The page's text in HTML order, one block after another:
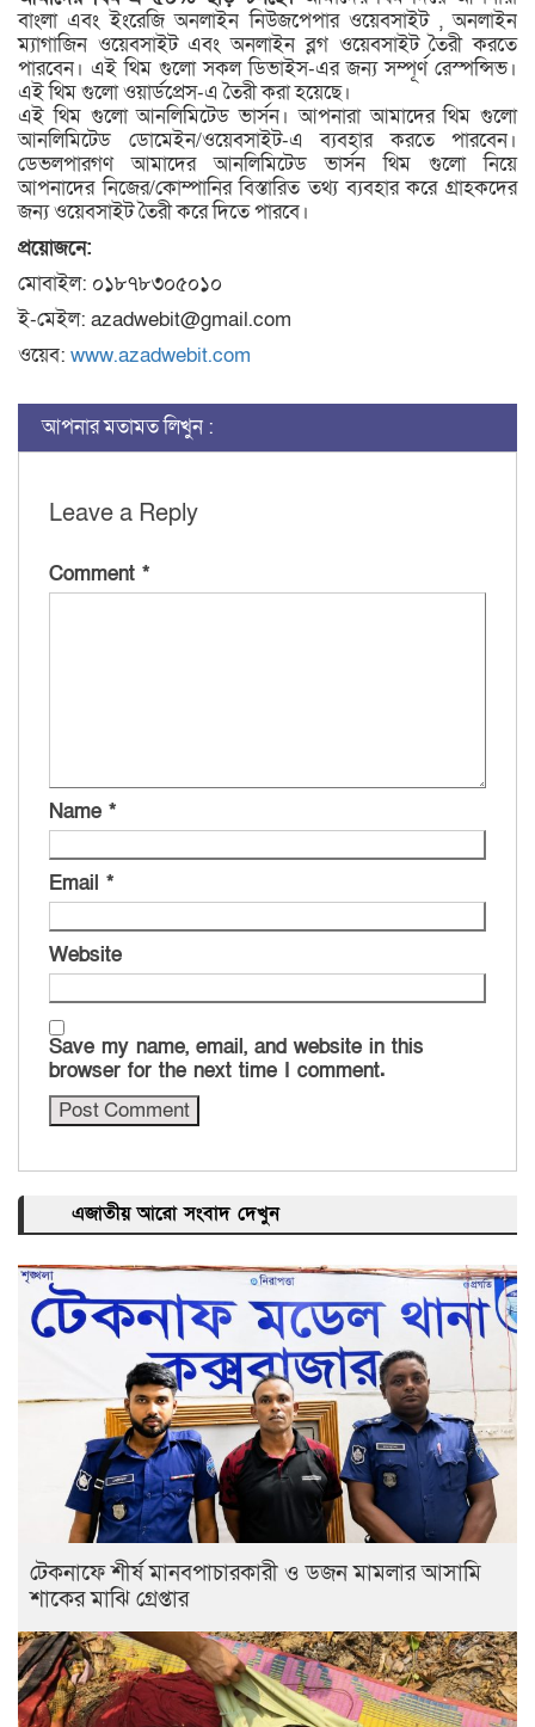
বাংলা এবং ইংরেজি অনলাইন নিউজপেপার ওয়েবসাইট , অনলাইন
ম্যাগাজিন ওয়েবসাইট এবং অনলাইন ব্লগ ওয়েবসাইট তৈরী করতে
পারবেন। এই থিম গুলো সকল ডিভাইস-এর জন্য সম্পূর্ণ রেস্পন্সিভ।
এই থিম গুলো ওয়ার্ডপ্রেস-এ তৈরী করা হয়েছে।
এই থিম গুলো আনলিমিটেড ভার্সন। আপনারা আমাদের থিম গুলো
আনলিমিটেড ডোমেইন/ওয়েবসাইট-এ ব্যবহার করতে পারবেন।
ডেভলপারগণ আমাদের আনলিমিটেড ভার্সন থিম গুলো নিয়ে
আপনাদের নিজের/কোম্পানির বিস্তারিত তথ্য ব্যবহার করে গ্রাহকদের
জন্য ওয়েবসাইট তৈরী করে দিতে পারবে।
প্রয়োজনে:
মোবাইল: ০১৮৭৮৩০৫০১০
ই-মেইল: azadwebit@gmail.com
ওয়েব: www.azadwebit.com
আপনার মতামত লিখুন :
Leave a Reply
Comment *
Name *
Email *
Website
Save my name, email, and website in this
browser for the next time I comment.
এজাতীয় আরো সংবাদ দেখুন
টেকনাফে শীর্ষ মানবপাচারকারী ও ডজন মামলার আসামি
শাকের মাঝি গ্রেপ্তার